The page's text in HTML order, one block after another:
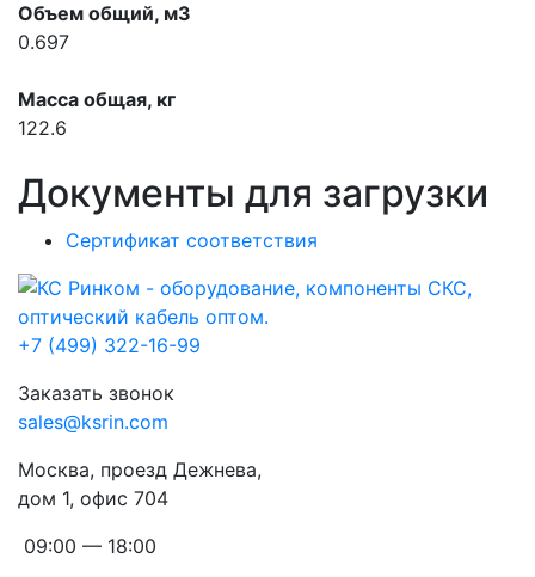
Объем общий, м3
0.697
Масса общая, кг
122.6
Документы для загрузки
Сертификат соответствия
+7 (499) 322-16-99
Заказать звонок
sales@ksrin.com
Москва, проезд Дежнева,
дом 1, офис 704
09:00 — 18:00